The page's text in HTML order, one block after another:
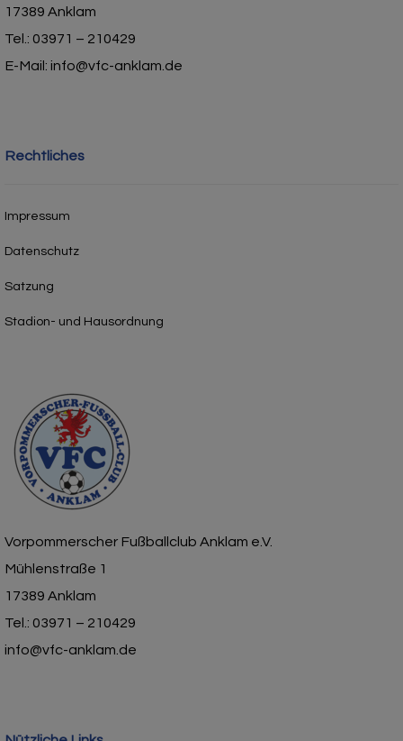
17389 Anklam
Tel.: 03971 – 210429
E-Mail: info@vfc-anklam.de
Rechtliches
Impressum
Datenschutz
Satzung
Stadion- und Hausordnung
Vorpommerscher Fußballclub Anklam e.V.
Mühlenstraße 1
17389 Anklam
Tel.: 03971 – 210429
info@vfc-anklam.de